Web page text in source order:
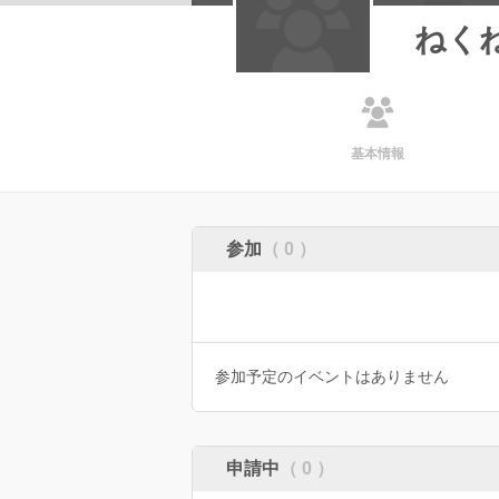
ねく
基本情報
参加 （ 0 ）
参加予定のイベントはありません
申請中 （ 0 ）